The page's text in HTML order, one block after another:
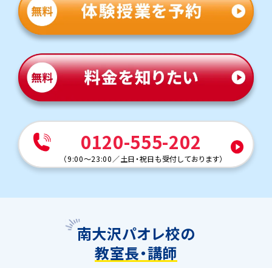
0120-555-202
（9:00～23:00 ／土日・祝日も受付しております）
南大沢パオレ校の
教室長・講師